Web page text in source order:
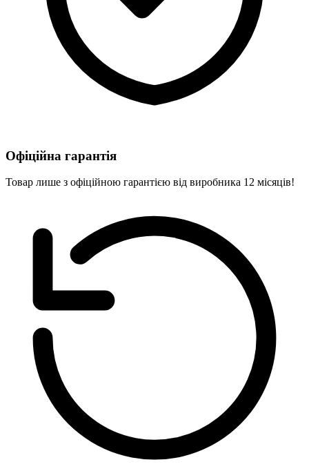
Офіційна гарантія
Товар лише з офіційною гарантією від виробника 12 місяців!